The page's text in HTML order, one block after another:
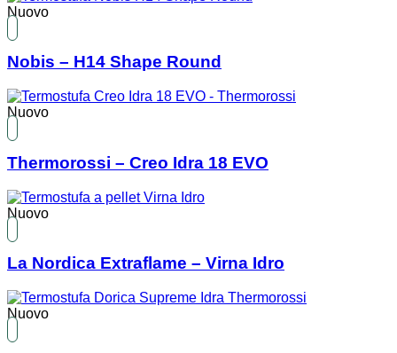
Nuovo
Nobis – H14 Shape Round
Nuovo
Thermorossi – Creo Idra 18 EVO
Nuovo
La Nordica Extraflame – Virna Idro
Nuovo